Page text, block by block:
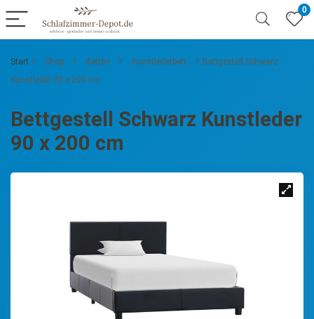
0
Start Shop Betten Kunstlederbett
Bettgestell Schwarz
Kunstleder 90 x 200 cm
Bettgestell Schwarz Kunstleder
90 x 200 cm